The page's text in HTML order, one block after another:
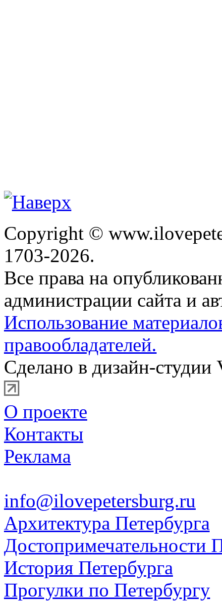
Copyright ©
1703-2026.
Все права на
администрации сайта и
Использование
правообладателей.
Сделано в дизайн-студии
О проекте
Контакты
Реклама
info@ilovepetersburg.ru
Архитектура Петербурга
Достопримечательности
История Петербурга
Прогулки по Петербургу